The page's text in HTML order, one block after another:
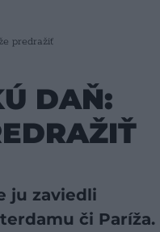
predražiť
DAŇ:
ju zaviedli
či Paríža.